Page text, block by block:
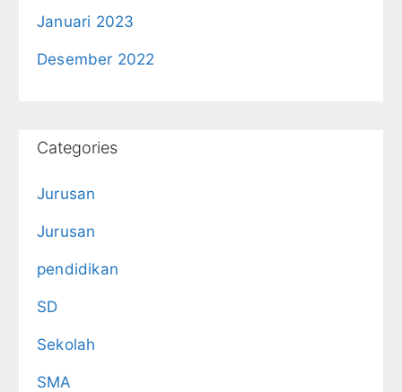
Januari 2023
Desember 2022
Categories
Jurusan
Jurusan
pendidikan
SD
Sekolah
SMA